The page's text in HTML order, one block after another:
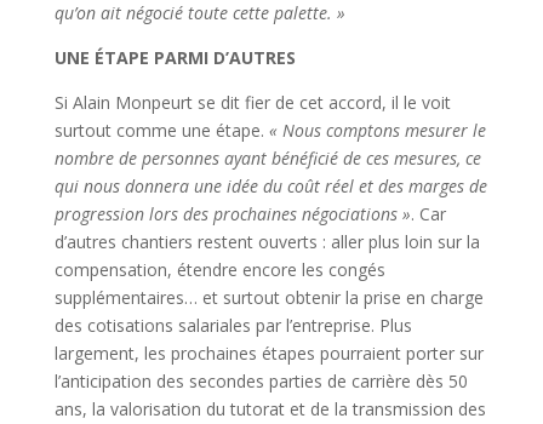
qu’on ait négocié toute cette palette. »
UNE ÉTAPE PARMI D’AUTRES
Si Alain Monpeurt se dit fier de cet accord, il le voit
surtout comme une étape. « Nous comptons mesurer le
nombre de personnes ayant bénéficié de ces mesures, ce
qui nous donnera une idée du coût réel et des marges de
progression lors des prochaines négociations ». Car
d’autres chantiers restent ouverts : aller plus loin sur la
compensation, étendre encore les congés
supplémentaires… et surtout obtenir la prise en charge
des cotisations salariales par l’entreprise. Plus
largement, les prochaines étapes pourraient porter sur
l’anticipation des secondes parties de carrière dès 50
ans, la valorisation du tutorat et de la transmission des